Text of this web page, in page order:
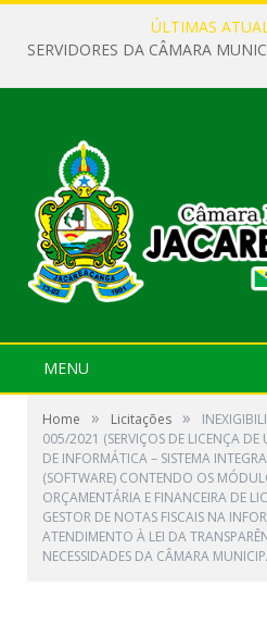
ÚLTIMAS
MENU
Home » Licitações »
005/2021 (SERVIÇOS DE LICENÇA DE
DE INFORMÁTICA – SISTEMA
(SOFTWARE) CONTENDO OS
ORÇAMENTÁRIA E FINANCEIRA DE
GESTOR DE NOTAS FISCAIS NA
ATENDIMENTO À LEI DA
NECESSIDADES DA CÂMARA